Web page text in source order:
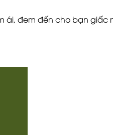
ái, đem đến cho bạn giấc